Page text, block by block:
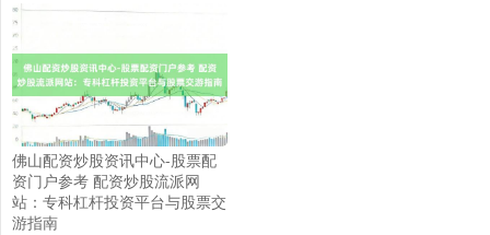
佛山配资炒股资讯中心-股票配
资门户参考 配资炒股流派网
站：专科杠杆投资平台与股票交
游指南